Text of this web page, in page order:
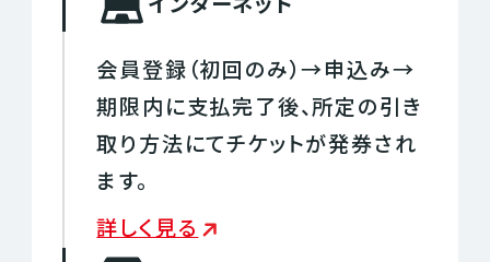
会員登録（初回のみ）→申込み→
期限内に支払完了後、所定の引き
取り方法にてチケットが発券され
ます。
詳しく見る